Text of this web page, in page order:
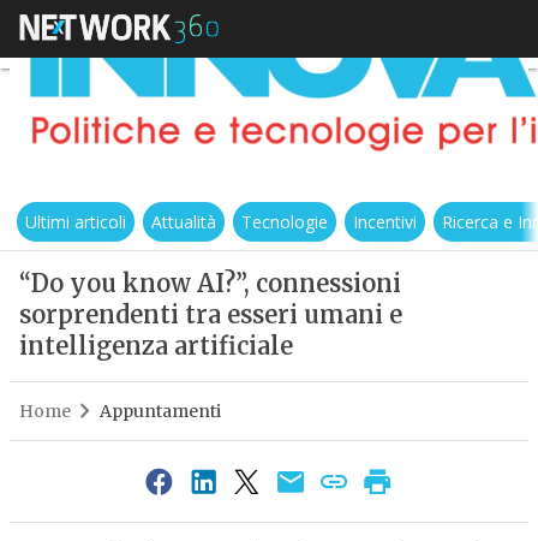
Ultimi articoli Attualità Tecnologie Incentivi Ricerca e
“Do you know AI?”, connessioni
sorprendenti tra esseri umani e
intelligenza artificiale
Home Appuntamenti